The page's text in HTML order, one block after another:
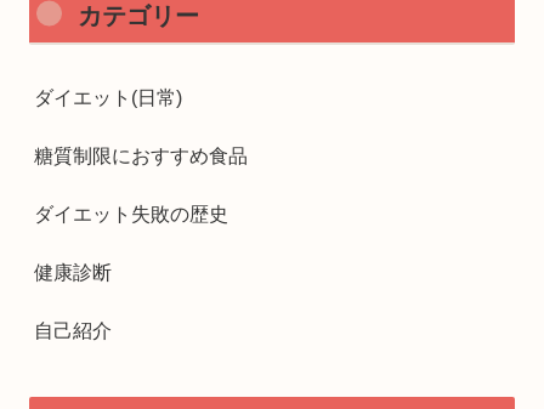
カテゴリー
ダイエット(日常)
糖質制限におすすめ食品
ダイエット失敗の歴史
健康診断
自己紹介